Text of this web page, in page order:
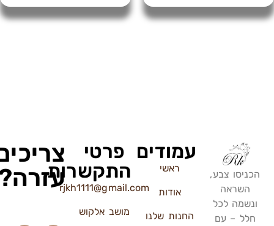
הכניסו צבע,
השראה
ונשמה לכל
חלל – עם
עמודים
ראשי
אודות
החנות שלנו
פרטי
התקשרות
rjkh1111@gmail.com
מושב אלקוש